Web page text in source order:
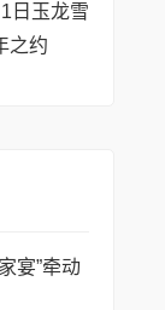
日玉龙雪
之约
宴”牵动